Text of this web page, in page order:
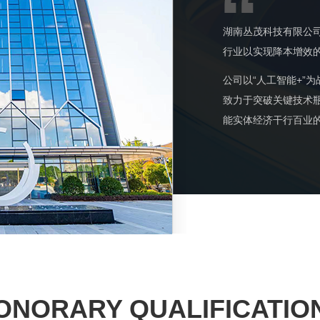
湖南丛茂科技有限公
行业以实现降本增效
公司以“人工智能+”
致力于突破关键技术
能实体经济干行百业